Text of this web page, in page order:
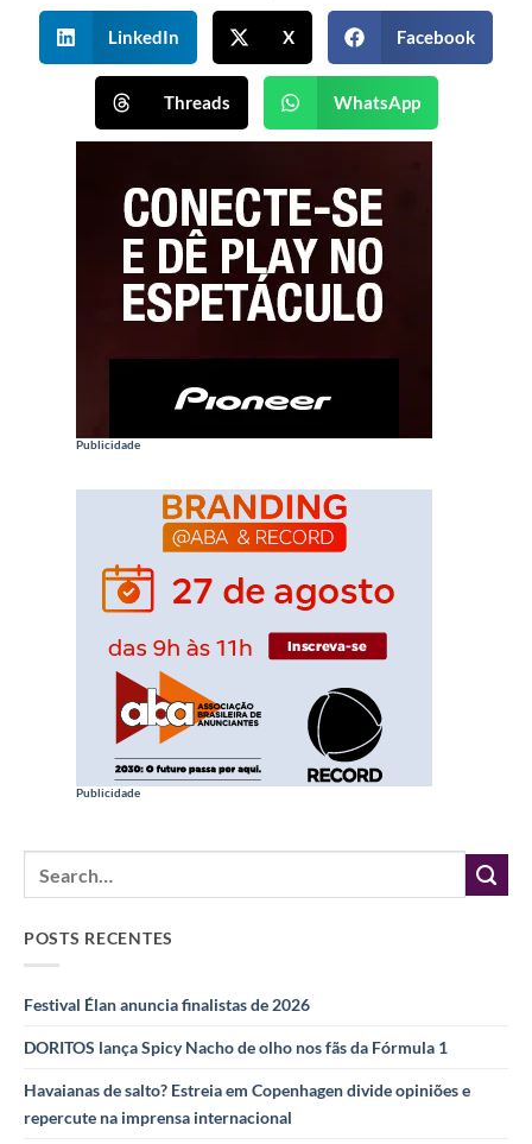
LinkedIn X Facebook
Threads WhatsApp
Publicidade
Publicidade
POSTS RECENTES
Festival Élan anuncia finalistas de 2026
DORITOS lança Spicy Nacho de olho nos fãs da Fórmula 1
Havaianas de salto? Estreia em Copenhagen divide opiniões e
repercute na imprensa internacional